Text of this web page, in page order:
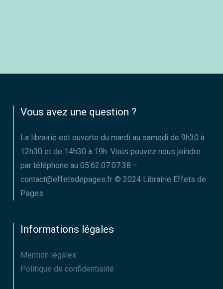
Vous avez une question ?
La librairie est ouverte du mardi au samedi de 9h30 à
12h30 et de 14h30 à 19h. Vous pouvez nous joindre
par téléphone au 05.62.07.07.38 –
contact@effetsdepages.fr © 2024 Librairie Effets de
Pages
Informations légales
Mention légales
Politique de confidentialité